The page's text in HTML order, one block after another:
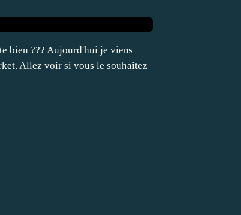
bien ??? Aujourd'hui je viens
Allez voir si vous le souhaitez